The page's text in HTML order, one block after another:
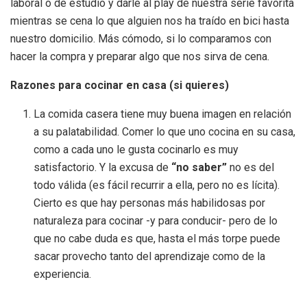
laboral o de estudio y darle al play de nuestra serie favorita
mientras se cena lo que alguien nos ha traído en bici hasta
nuestro domicilio. Más cómodo, si lo comparamos con
hacer la compra y preparar algo que nos sirva de cena.
Razones para cocinar en casa (si quieres)
La comida casera tiene muy buena imagen en relación
a su palatabilidad. Comer lo que uno cocina en su casa,
como a cada uno le gusta cocinarlo es muy
satisfactorio. Y la excusa de “no saber” no es del
todo válida (es fácil recurrir a ella, pero no es lícita).
Cierto es que hay personas más habilidosas por
naturaleza para cocinar -y para conducir- pero de lo
que no cabe duda es que, hasta el más torpe puede
sacar provecho tanto del aprendizaje como de la
experiencia.